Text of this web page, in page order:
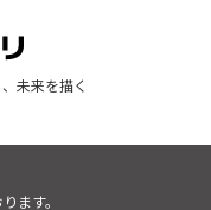
未来を描く
ます。